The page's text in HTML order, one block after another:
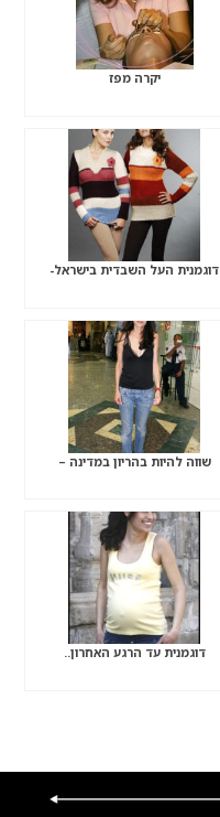
יקרה מפז
דוגמנית העל השבדית בישראל-
שווה להיות בהריון במדינה –
דוגמנית עד הרגע האחרון..